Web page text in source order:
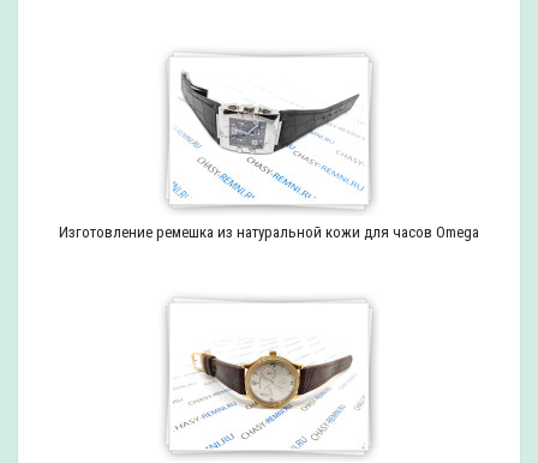
Изготовление ремешка из натуральной кожи для часов Omega